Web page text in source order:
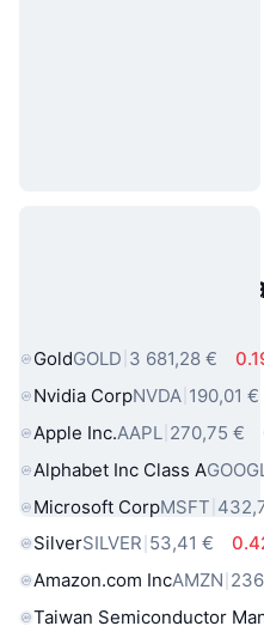
Populárne
GoldGOLD 3 681,28 €
Nvidia CorpNVDA 190,01 €
Apple Inc.AAPL 270,75 €
Alphabet Inc Class A
Microsoft CorpMSFT
SilverSILVER 53,41 €
Amazon.com IncAMZN
Taiwan Semiconductor